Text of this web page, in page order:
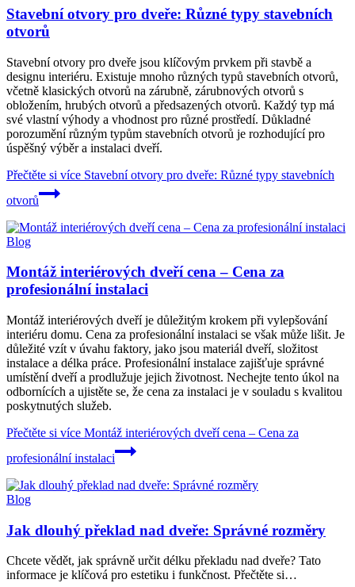
Stavební otvory pro dveře: Různé typy stavebních
otvorů
Stavební otvory pro dveře jsou klíčovým prvkem při stavbě a
designu interiéru. Existuje mnoho různých typů stavebních otvorů,
včetně klasických otvorů na zárubně, zárubnových otvorů s
obložením, hrubých otvorů a předsazených otvorů. Každý typ má
své vlastní výhody a vhodnost pro různé prostředí. Důkladné
porozumění různým typům stavebních otvorů je rozhodující pro
úspěšný výběr a instalaci dveří.
Přečtěte si více Stavební otvory pro dveře: Různé typy stavebních
otvorů
Blog
Montáž interiérových dveří cena – Cena za
profesionální instalaci
Montáž interiérových dveří je důležitým krokem při vylepšování
interiéru domu. Cena za profesionální instalaci se však může lišit. Je
důležité vzít v úvahu faktory, jako jsou materiál dveří, složitost
instalace a délka práce. Profesionální instalace zajišťuje správné
umístění dveří a prodlužuje jejich životnost. Nechejte tento úkol na
odbornících a ujistěte se, že cena za instalaci je v souladu s kvalitou
poskytnutých služeb.
Přečtěte si více Montáž interiérových dveří cena – Cena za
profesionální instalaci
Blog
Jak dlouhý překlad nad dveře: Správné rozměry
Chcete vědět, jak správně určit délku překladu nad dveře? Tato
informace je klíčová pro estetiku i funkčnost. Přečtěte si…